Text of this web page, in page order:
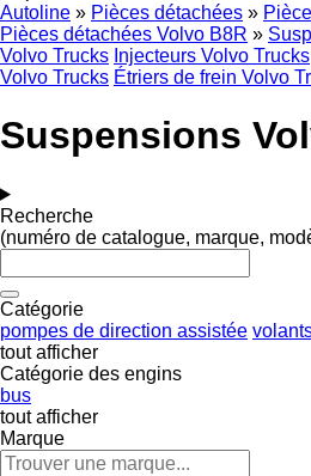
Autoline » Pièces détachées »
Pièces détachées Volvo B8R »
Volvo Trucks Injecteurs Volvo Trucks
Volvo Trucks Étriers de frein Volvo
Suspensions
Recherche
(numéro de catalogue, marque,
Catégorie
pompes de direction assistée
tout afficher
Catégorie des engins
bus
tout afficher
Marque